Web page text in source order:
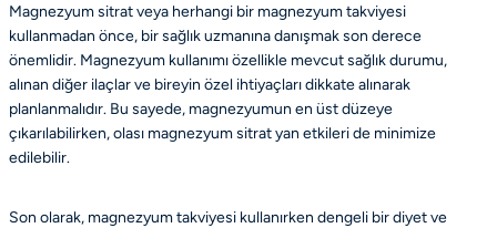
Magnezyum sitrat veya herhangi bir magnezyum takviyesi
kullanmadan önce, bir sağlık uzmanına danışmak son derece
önemlidir. Magnezyum kullanımı özellikle mevcut sağlık durumu,
alınan diğer ilaçlar ve bireyin özel ihtiyaçları dikkate alınarak
planlanmalıdır. Bu sayede, magnezyumun en üst düzeye
çıkarılabilirken, olası magnezyum sitrat yan etkileri de minimize
edilebilir.
Son olarak, magnezyum takviyesi kullanırken dengeli bir diyet ve